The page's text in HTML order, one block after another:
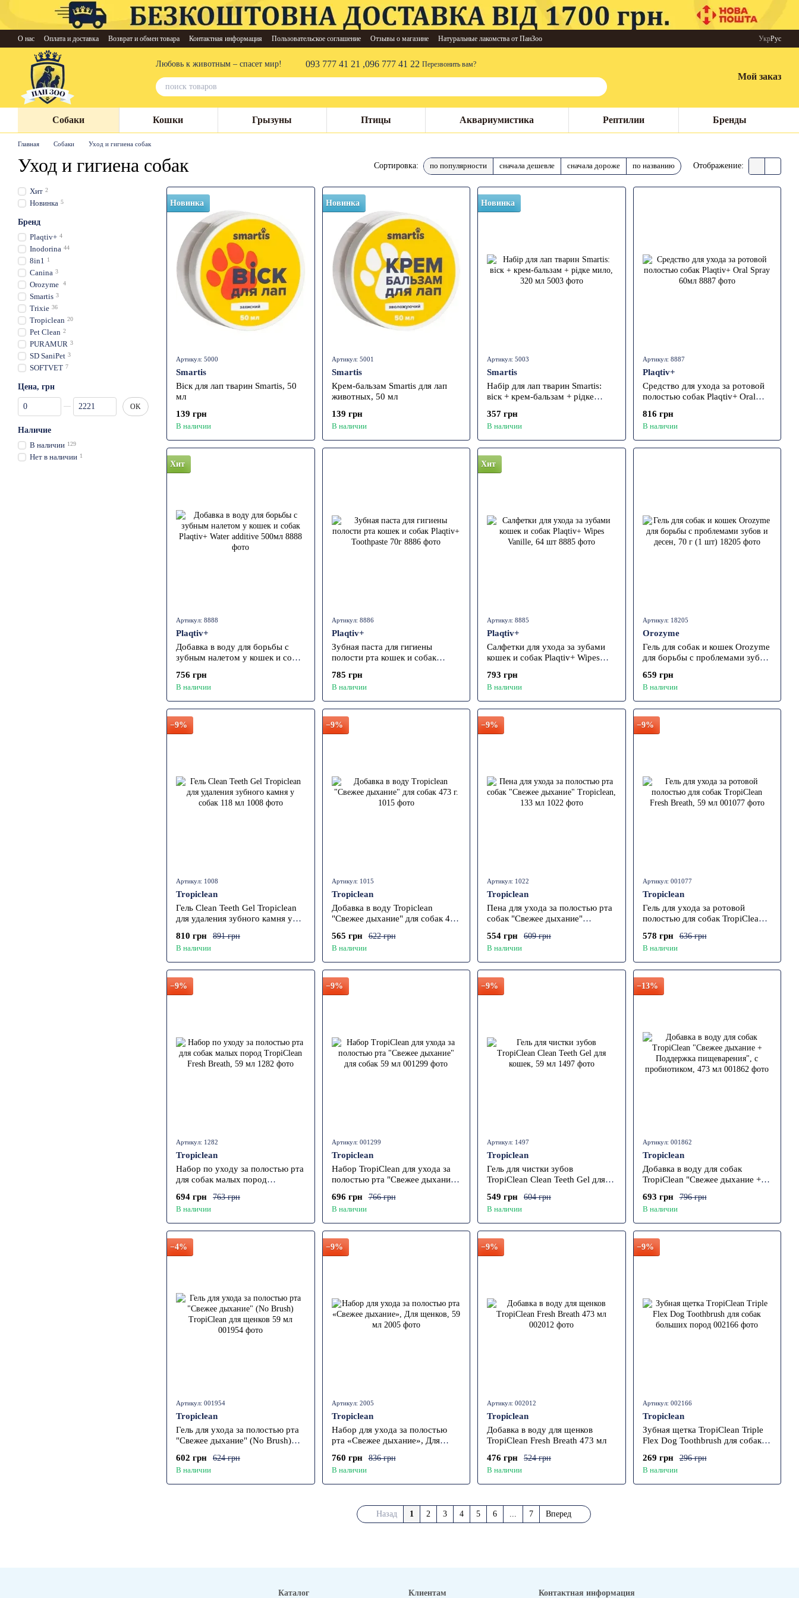
Перейти к основному контенту
О нас Оплата и доставка Возврат и обмен товара Контактная информация Пользовательское соглашение Отзывы о магазине Натуральные лакомства от ПанЗоо УкрРус
Любовь к животным – спасет мир! 093 777 41 21 ,096 777 41 22 Перезвонить вам?
Мой заказ
Собаки Кошки Грызуны Птицы Аквариумистика Рептилии Бренды
Главная Собаки Уход и гигиена собак
Уход и гигиена собак Сортировка: по популярности сначала дешевле сначала дороже по названию Отображение:
Новинка
Артикул: 5000
Smartis
Віск для лап тварин Smartis, 50
мл
139 грн
В наличии
Новинка
Артикул: 5001
Smartis
Крем-бальзам Smartis для лап
животных, 50 мл
139 грн
В наличии
Новинка
Артикул: 5003
Smartis
Набір для лап тварин Smartis:
віск + крем-бальзам + рідке
357 грн
В наличии
Артикул: 8887
Plaqtiv+
Средство для ухода за ротовой
полостью собак Plaqtiv+ Oral
816 грн
В наличии
Хит
Артикул: 8888
Plaqtiv+
Добавка в воду для борьбы с
зубным налетом у кошек и собак
756 грн
В наличии
Артикул: 8886
Plaqtiv+
Зубная паста для гигиены
полости рта кошек и собак
785 грн
В наличии
Хит
Артикул: 8885
Plaqtiv+
Салфетки для ухода за зубами
кошек и собак Plaqtiv+ Wipes
793 грн
В наличии
Артикул: 18205
Orozyme
Гель для собак и кошек Orozyme
для борьбы с проблемами зубов
659 грн
В наличии
−9%
Артикул: 1008
Tropiclean
Гель Clean Teeth Gel Tropiclean
для удаления зубного камня у
891 грн
810 грн
В наличии
−9%
Артикул: 1015
Tropiclean
Добавка в воду Tropiclean
"Свежее дыхание" для собак 473
622 грн
565 грн
В наличии
−9%
Артикул: 1022
Tropiclean
Пена для ухода за полостью рта
собак "Свежее дыхание"
609 грн
554 грн
В наличии
−9%
Артикул: 001077
Tropiclean
Гель для ухода за ротовой
полостью для собак TropiClean
636 грн
578 грн
В наличии
−9%
Артикул: 1282
Tropiclean
Набор по уходу за полостью рта
для собак малых пород
763 грн
694 грн
В наличии
−9%
Артикул: 001299
Tropiclean
Набор TropiClean для ухода за
полостью рта "Свежее дыхание"
766 грн
696 грн
В наличии
−9%
Артикул: 1497
Tropiclean
Гель для чистки зубов
TropiClean Clean Teeth Gel для
604 грн
549 грн
В наличии
−13%
Артикул: 001862
Tropiclean
Добавка в воду для собак
TropiClean "Свежее дыхание +
пробиотиком, 473 мл
796 грн
693 грн
В наличии
−4%
Артикул: 001954
Tropiclean
Гель для ухода за полостью рта
"Свежее дыхание" (No Brush)
624 грн
602 грн
В наличии
−9%
Артикул: 2005
Tropiclean
Набор для ухода за полостью
рта «Свежее дыхание», Для
836 грн
760 грн
В наличии
−9%
Артикул: 002012
Tropiclean
Добавка в воду для щенков
TropiClean Fresh Breath 473 мл
524 грн
476 грн
В наличии
−9%
Артикул: 002166
Tropiclean
Зубная щетка TropiClean Triple
Flex Dog Toothbrush для собак
296 грн
269 грн
В наличии
Назад 1 2 3 4 5 6 ... 7 Вперед
Хит 2
Новинка 5
Бренд
Plaqtiv+ 4
Inodorina 44
8in1 1
Canina 3
Orozyme 4
Smartis 3
Trixie 36
Tropiclean 20
Pet Clean 2
PURAMUR 3
SD SaniPet 3
SOFTVET 7
Цена, грн
От Цена, грн
До Цена, грн
OK
Наличие
В наличии 129
Нет в наличии 1
Каталог Клиентам Контактная информация